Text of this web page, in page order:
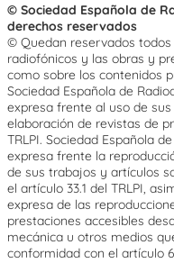
© Sociedad Española de
derechos reservados
© Quedan reservados
radiofónicos y las obras y
como sobre los contenidos
Sociedad Española de
expresa frente al uso de
elaboración de revistas de
TRLPI. Sociedad Española
expresa frente la
de sus trabajos y artículos
el artículo 33.1 del TRLPI,
expresa de las
prestaciones accesibles
mecánica u otros medios
conformidad con el artículo